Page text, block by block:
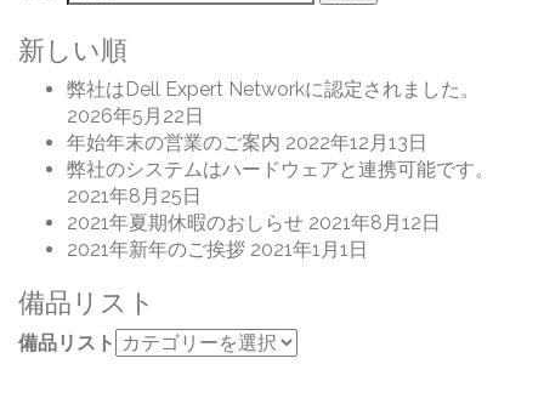
新しい順
弊社はDell Expert Networkに認定されました。
2026年5月22日
年始年末の営業のご案内 2022年12月13日
弊社のシステムはハードウェアと連携可能です。
2021年8月25日
2021年夏期休暇のおしらせ 2021年8月12日
2021年新年のご挨拶 2021年1月1日
備品リスト
備品リスト